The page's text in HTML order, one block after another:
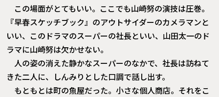
この場面がとてもいい。ここでも山崎努の演技は圧巻。
『早春スケッチブック』のアウトサイダーのカメラマンと
いい、このドラマのスーパーの社長といい、山田太一のド
ラマに山崎努は欠かせない。
人の姿の消えた静かなスーパーのなかで、社長は訪ねて
きた二人に、しんみりとした口調で話し出す。
もともとは町の魚屋だった。小さな個人商店。それをこ